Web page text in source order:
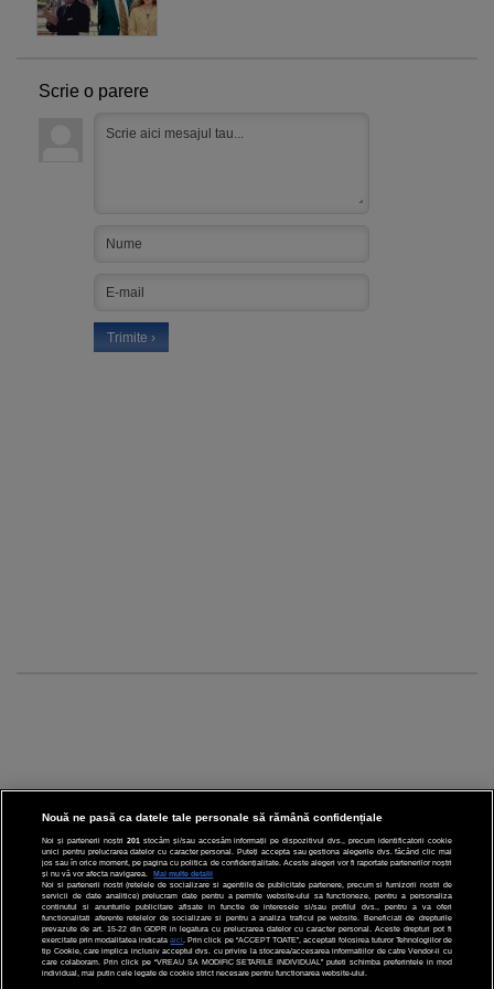
Scrie o parere
CINEMA
DIVERTISMENT
STIRI
TEHNOLOGIE
Nouă ne pasă ca datele tale personale să rămână confidențiale
Noi și partenerii noștri 201 stocăm și/sau accesăm informații pe dispozitivul dvs., precum identificatorii cookie
unici pentru prelucrarea datelor cu caracter personal. Puteți accepta sau gestiona alegerile dvs. făcând clic mai
jos sau în orice moment, pe pagina cu politica de confidențialitate. Aceste alegeri vor fi raportate partenerilor noștri
și nu vă vor afecta navigarea.
Mai multe detalii
Noi si partenerii nostri (retelele de socializare si agentiile de publicitate partenere, precum si furnizorii nostri de
servicii de date analitice) prelucram date pentru a permite website-ului sa functioneze, pentru a personaliza
continutul si anunturile publicitare afisate in functie de interesele si/sau profilul dvs., pentru a va oferi
functionalitati aferente retelelor de socializare si pentru a analiza traficul pe website. Beneficiati de drepturile
prevazute de art. 15-22 din GDPR in legatura cu prelucrarea datelor cu caracter personal. Aceste drepturi pot fi
exercitate prin modalitatea indicataaici . Prin click pe “ACCEPT TOATE”, acceptati folosirea tuturor Tehnologiilor de
tip Cookie, care implica inclusiv acceptul dvs. cu privire la stocarea/accesarea informatiilor de catre Vendor-ii cu
care colaboram. Prin click pe “VREAU SA MODIFIC SETARILE INDIVIDUAL” puteti schimba preferintele in mod
individual, mai putin cele legate de cookie strict necesare pentru functionarea website-ului.